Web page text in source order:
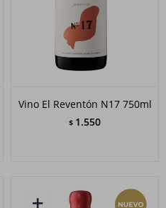
Vino El Reventón N17 750ml
$ 1.550